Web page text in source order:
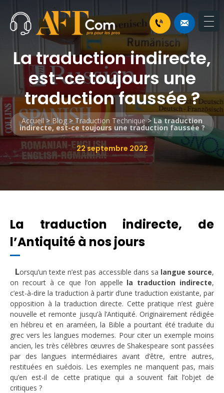
La traduction indirecte,
est-ce toujours une
traduction faussée ?
Accueil> Blog >Traduction Technique> La traduction
indirecte, est-ce toujours une traduction faussée ?
22 septembre 2022
La traduction indirecte, de
l’Antiquité à nos jours
Lorsqu’un texte n’est pas accessible dans sa langue source,
on recourt à ce que l’on appelle la traduction indirecte,
c’est-à-dire la traduction à partir d’une traduction existante, par
opposition à la traduction directe. Cette pratique n’est guère
nouvelle et remonte jusqu’à l’Antiquité. Originairement rédigée
en hébreu et en araméen, la Bible a pourtant été traduite du
grec vers les langues modernes. Pour citer un exemple moins
ancien, les très célèbres œuvres de Shakespeare sont passées
par des langues intermédiaires avant d’être, entre autres,
restituées en suédois. Les exemples ne manquent pas, mais
qu’en est-il de cette pratique qui a souvent fait l’objet de
critiques ?